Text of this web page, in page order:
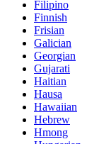
Filipino
Finnish
Frisian
Galician
Georgian
Gujarati
Haitian
Hausa
Hawaiian
Hebrew
Hmong